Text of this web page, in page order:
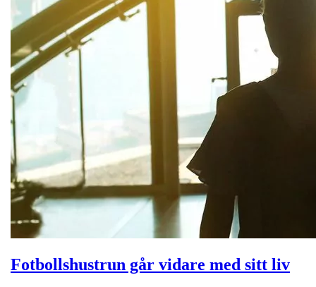
Fotbollshustrun går vidare med sitt liv